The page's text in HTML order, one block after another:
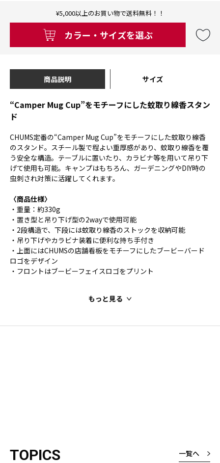
¥5,000以上のお買い物で送料無料！！
カラー・サイズを選ぶ
商品説明 サイズ
“Camper Mug Cup”をモチーフにした蚊取り線香スタン
ド
CHUMS定番の“Camper Mug Cup”をモチーフにした蚊取り線香
のスタンド。スチール製で程よい重厚感があり、蚊取り線香を覆
う安全な構造。テーブルに置いたり、カラビナ等を用いて吊り下
げて使用も可能。キャンプはもちろん、ガーデニングやDIY時の
虫刺され対策に活躍してくれます。
〈商品仕様〉
・重量：約330g
・置き型と吊り下げ型の2wayで使用可能
・2段構造で、下段には蚊取り線香のストックを収納可能
・吊り下げやカラビナ装着に便利な持ち手付き
・上面にはCHUMSの店舗看板をモチーフにしたブービーバード
ロゴをデザイン
・フロントはブービーフェイスロゴをプリント
もっと見る
TOPICS 一覧へ